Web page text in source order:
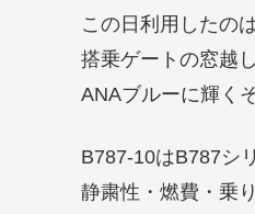
この日利用したの
搭乗ゲートの窓越
ANAブルーに輝く
B787-10はB787シ
静粛性・燃費・乗